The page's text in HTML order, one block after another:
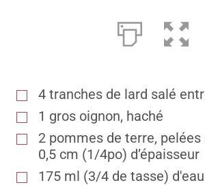
4 tranches de lard salé
1 gros oignon, haché
2 pommes de terre,
0,5 cm (1/4po) d’épaisseur
175 ml (3/4 de tasse)